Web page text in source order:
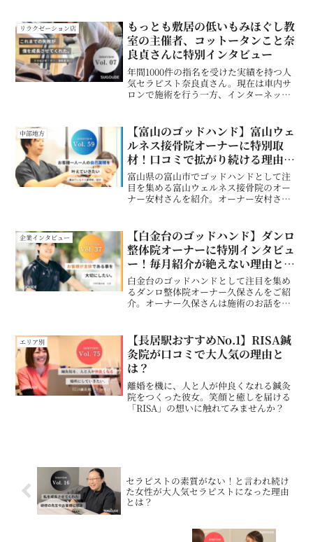
液調整法を中心に、身体の緊張を優しく
ほぐす技術は、「ただ...
リラクゼーション店
もっとも敷居の低いもみほぐし教
室の主催者、コットータンこと奈
良貞さんに特別インタビュー
年間1000件の指名を受けた実績を持つ人
気セラピスト奈良貞さん。現在は車内サ
ロンで施術を行う一方、インターネット
や、誰でも気軽に参加できるもみほぐし
教室の主催をしています...
中部地方
【富山のゴッドハンド】富山ウェ
ルネス接骨院オーナーに特別取
材！口コミで拡がり続ける理由と
は？
富山県の富山市でゴッドハンドとして注
目を集める富山ウェルネス接骨院のオー
ナー安村さんを紹介。オーナー安村さん
取材した1時間であっという間にファンに
なりました。
企業インタビュー
【白金台のゴッドハンド】ダンロ
整体院オーナーに特別インタビュ
ー！毎月紹介が絶えない理由と
は？
白金台のゴッドハンドとして注目を集め
るダンロ整体院オーナー久保さんをご紹
介。オーナー久保さんは施術のお話をさ
っという間にファンになりました。
エリア別
【長居駅おすすめNo.1】RISA鍼
灸院が口コミで大人気の理由と
は？
離婚を機に、人と人が仲良くなれる鍼灸
院をつくった彼女。笑顔と癒しを届ける
「RISA」の想いに触れてみませんか？
セラピストの素質がない！と言われ続け
た女性が大人気セラピストになった理由
とは？